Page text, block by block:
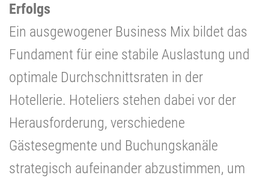
Erfolgs
Ein ausgewogener Business Mix bildet das
Fundament für eine stabile Auslastung und
optimale Durchschnittsraten in der
Hotellerie. Hoteliers stehen dabei vor der
Herausforderung, verschiedene
Gästesegmente und Buchungskanäle
strategisch aufeinander abzustimmen, um